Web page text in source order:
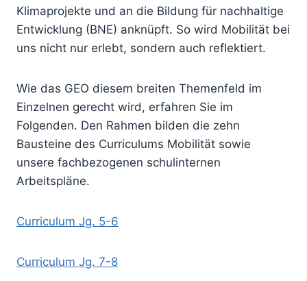
Klimaprojekte und an die Bildung für nachhaltige
Entwicklung (BNE) anknüpft. So wird Mobilität bei
uns nicht nur erlebt, sondern auch reflektiert.
Wie das GEO diesem breiten Themenfeld im
Einzelnen gerecht wird, erfahren Sie im
Folgenden. Den Rahmen bilden die zehn
Bausteine des Curriculums Mobilität sowie
unsere fachbezogenen schulinternen
Arbeitspläne.
Curriculum Jg. 5-6
Curriculum Jg. 7-8